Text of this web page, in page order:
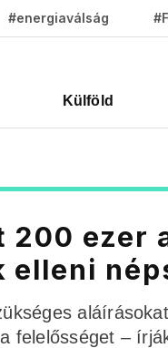
#energiaválság
Külföld
200 ezer
elleni
felelősséget –